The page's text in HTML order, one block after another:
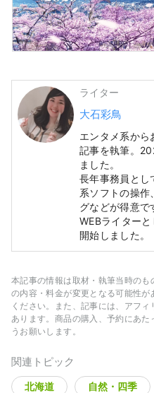
ライター
大石彩鳥
エンタメ系から
記事を執筆。
ました。
長年事務員とし
系ソフトの操作
グなどが得意で
WEBライター
開始しました。
本記事の情報は取材・執筆当時の
の内容・料金が変更となる可能性
ください。また、記事には、アフ
あります。商品の購入、予約にあ
うお願いします。
関連トピック
北海道 自然・四季